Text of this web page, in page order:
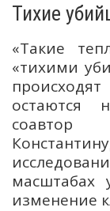
Тихие
«Такие
«тихими
остаются
соавтор
масштабах
изменение